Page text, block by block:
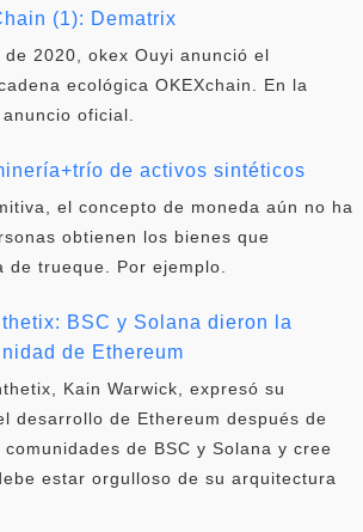
(1): Dematrix
2020, okex Ouyi anunció el
ecológica OKEXchain. En la
oficial.
de activos sintéticos
el concepto de moneda aún no ha
obtienen los bienes que
de trueque. Por ejemplo.
BSC y Solana dieron la
de Ethereum
Kain Warwick, expresó su
desarrollo de Ethereum después de
de BSC y Solana y cree
estar orgulloso de su arquitectura